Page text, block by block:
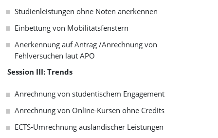
Studienleistungen ohne Noten anerkennen
Einbettung von Mobilitätsfenstern
Anerkennung auf Antrag /Anrechnung von
Fehlversuchen laut APO
Session III: Trends
Anrechnung von studentischem Engagement
Anrechnung von Online-Kursen ohne Credits
ECTS-Umrechnung ausländischer Leistungen